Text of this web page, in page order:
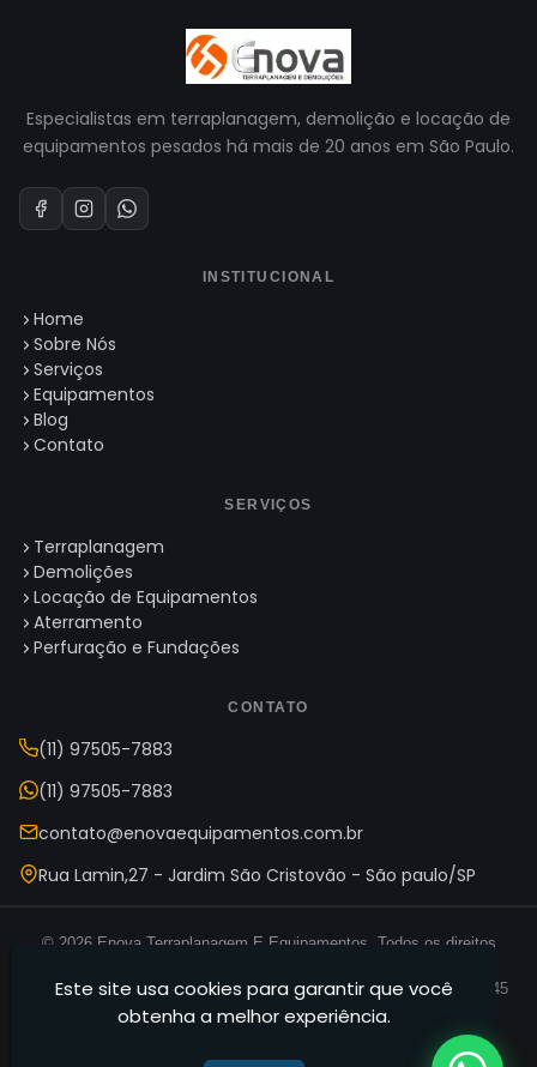
Especialistas em terraplanagem, demolição e locação de
equipamentos pesados há mais de 20 anos em São Paulo.
INSTITUCIONAL
Home
Sobre Nós
Serviços
Equipamentos
Blog
Contato
SERVIÇOS
Terraplanagem
Demolições
Locação de Equipamentos
Aterramento
Perfuração e Fundações
CONTATO
(11) 97505-7883
(11) 97505-7883
contato@enovaequipamentos.com.br
Rua Lamin,27 - Jardim São Cristovão - São paulo/SP
© 2026 Enova Terraplanagem E Equipamentos. Todos os direitos
Enova Terraplanagem E Equipamentos — CNPJ 35.165.631/0001-45
Termos de Uso·Política de Privacidade·Mapa do Site
Este site usa cookies para garantir que você
obtenha a melhor experiência.